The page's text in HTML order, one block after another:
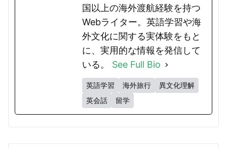
国以上の海外渡航経験を持つ
Webライター。英語学習や海
外文化に関する実体験をもと
に、実用的な情報を発信して
いる。 See Full Bio
英語学習 海外旅行
異文化理解
英会話
留学